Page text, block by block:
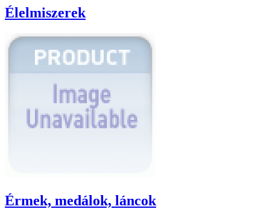
Élelmiszerek
Érmek, medálok, láncok